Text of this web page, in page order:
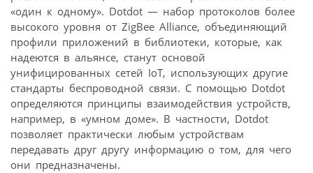
«один к одному». Dotdot — набор протоколов более
высокого уровня от ZigBee Alliance, объединяющий
профили приложений в библиотеки, которые, как
надеются в альянсе, станут основой
унифицированных сетей IoT, использующих другие
стандарты беспроводной связи. С помощью Dotdot
определяются принципы взаимодействия устройств,
например, в «умном доме». В частности, Dotdot
позволяет практически любым устройствам
передавать друг другу информацию о том, для чего
они предназначены.